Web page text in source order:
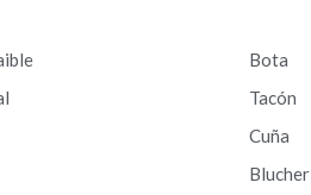
Bota
Tacón
Cuña
Blucher